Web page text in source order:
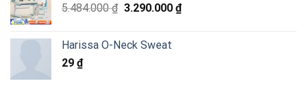
5.484.000₫ Giá
5.484.000 ₫.
3.290.000 ₫Giá
Harissa O-Neck Sweat
29 ₫